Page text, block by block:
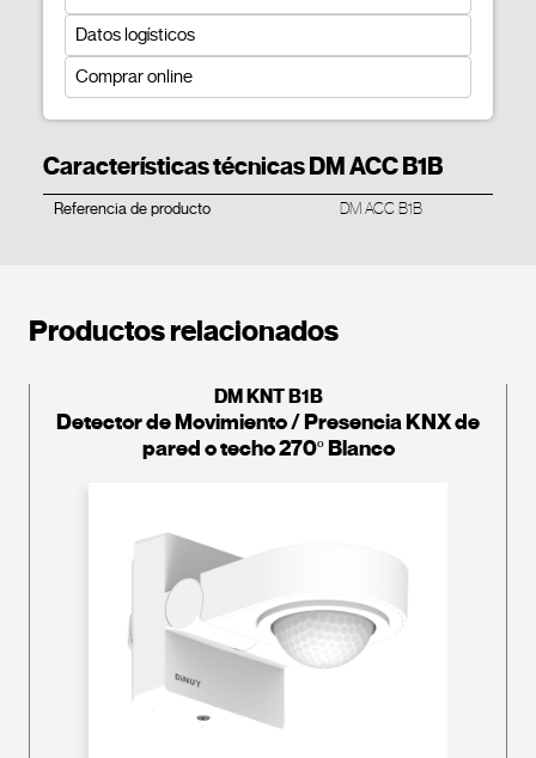
Datos logísticos
Comprar online
Características técnicas DM ACC B1B
Referencia de producto DM ACC B1B
Productos relacionados
DM KNT B1B
Detector de Movimiento / Presencia KNX de
pared o techo 270º Blanco